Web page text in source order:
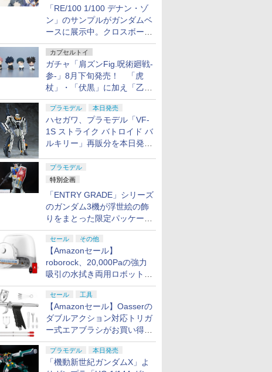
「RE/100 1/100 デナン・ゾ
ン」のサンプルがガンダムベ
ースに展示中。クロスボー
ン・バンガードの制式量産機
が間もなく発送【ガンダムベ
ース撮り下ろし】
カプセルトイ
ガチャ「肩ズンFig.呪術廻戦-
参-」8月下旬発売！ 「虎
杖」・「伏黒」に加え「乙
骨」・「脹相」がラインナッ
プ
プラモデル 本日発売
ハセガワ、プラモデル「VF-
1S ストライク バトロイド バ
ルキリー」再販分を本日発
プラモデル
特別企画
「ENTRY GRADE」シリーズ
のガンダム3機が浮世絵の飾
りをまとった限定パッケージ
で8月29日に発売！ お土産
にもピッタリ!?【ガンダムベ
ース撮り下ろし】
セール その他
【Amazonセール】
roborock、20,000Paの強力
吸引の水拭き両用ロボット掃
除機「Qrevo Curv 2 Flow」
がお買い得！
セール 工具
【Amazonセール】Oasserの
ダブルアクション対応トリガ
ー式エアブラシがお買い得価
格で登場！
プラモデル 本日発売
「機動新世紀ガンダムX」よ